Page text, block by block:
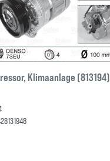
Klimaanlage (813194)